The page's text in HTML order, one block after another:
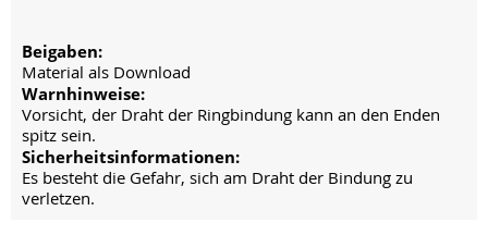
Beigaben:
Material als Download
Warnhinweise:
Vorsicht, der Draht der Ringbindung kann an den Enden
spitz sein.
Sicherheitsinformationen:
Es besteht die Gefahr, sich am Draht der Bindung zu
verletzen.